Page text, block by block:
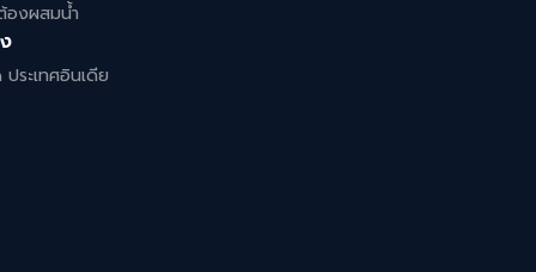
องผสมน้ำ
ระเทศอินเดีย